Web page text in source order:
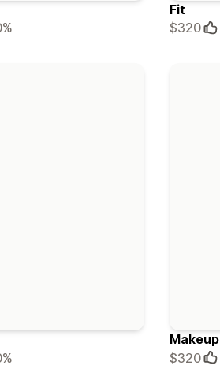
Fit
$320
Makeup
$320